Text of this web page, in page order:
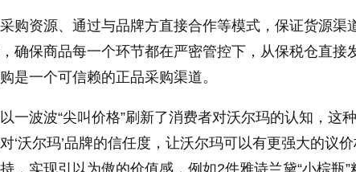
购资源、通过与品牌方直接合作等模式，保证货源渠
确保商品每一个环节都在严密管控下，从保税仓直接
是一个可信赖的正品采购渠道。
一波波“尖叫价格”刷新了消费者对沃尔玛的认知，这
‘沃尔玛’品牌的信任度，让沃尔玛可以有更强大的议价
，实现引以为傲的价值感，例如2件雅诗兰黛“小棕瓶”